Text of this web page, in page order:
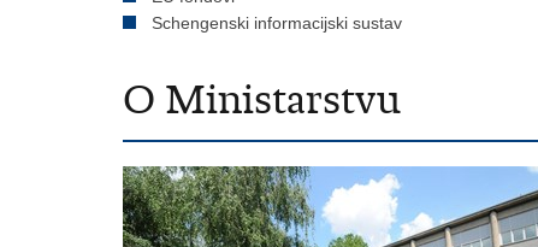
Schengenski informacijski sustav
O Ministarstvu